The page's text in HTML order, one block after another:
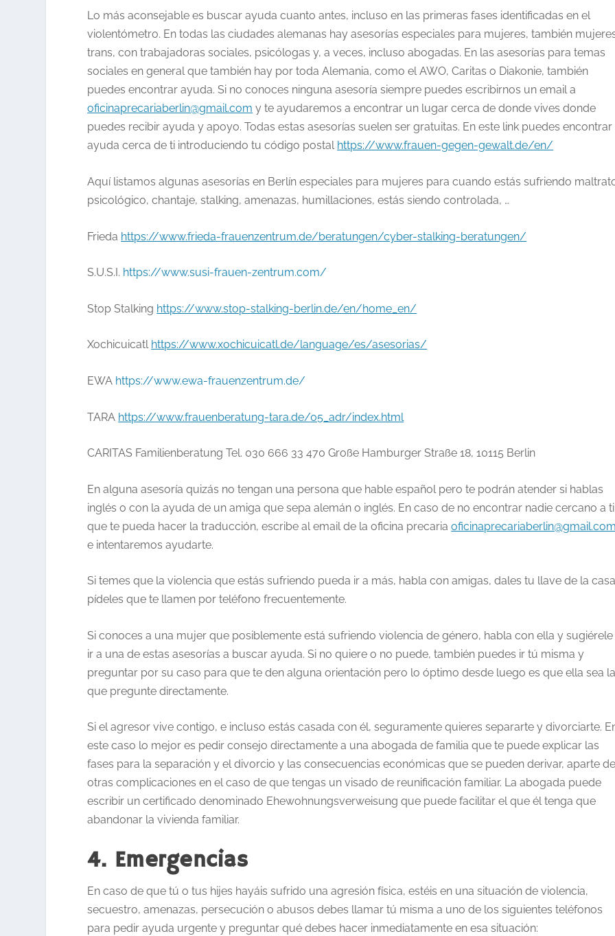
Lo más aconsejable es buscar ayuda cuanto antes, incluso en las primeras fases identificadas en el
violentómetro. En todas las ciudades alemanas hay asesorías especiales para mujeres, también
trans, con trabajadoras sociales, psicólogas y, a veces, incluso abogadas. En las asesorías para temas
sociales en general que también hay por toda Alemania, como el AWO, Caritas o Diakonie, también
puedes encontrar ayuda. Si no conoces ninguna asesoría siempre puedes escribirnos un email a
oficinaprecariaberlin@gmail.com y te ayudaremos a encontrar un lugar cerca de donde vives donde
puedes recibir ayuda y apoyo. Todas estas asesorías suelen ser gratuitas. En este link puedes encontrar
ayuda cerca de ti introduciendo tu código postal https://www.frauen-gegen-gewalt.de/en/
Aquí listamos algunas asesorías en Berlín especiales para mujeres para cuando estás sufriendo
psicológico, chantaje, stalking, amenazas, humillaciones, estás siendo controlada, …
Frieda https://www.frieda-frauenzentrum.de/beratungen/cyber-stalking-beratungen/
S.U.S.I. https://www.susi-frauen-zentrum.com/
Stop Stalking https://www.stop-stalking-berlin.de/en/home_en/
Xochicuicatl https://www.xochicuicatl.de/language/es/asesorias/
EWA https://www.ewa-frauenzentrum.de/
TARA https://www.frauenberatung-tara.de/05_adr/index.html
CARITAS Familienberatung Tel. 030 666 33 470 Große Hamburger Straße 18, 10115 Berlin
En alguna asesoría quizás no tengan una persona que hable español pero te podrán atender si hablas
inglés o con la ayuda de un amiga que sepa alemán o inglés. En caso de no encontrar nadie cercano a ti
que te pueda hacer la traducción, escribe al email de la oficina precaria
e intentaremos ayudarte.
Si temes que la violencia que estás sufriendo pueda ir a más, habla con amigas, dales tu llave de la
pídeles que te llamen por teléfono frecuentemente.
Si conoces a una mujer que posiblemente está sufriendo violencia de género, habla con ella y sugiérele
ir a una de estas asesorías a buscar ayuda. Si no quiere o no puede, también puedes ir tú misma y
preguntar por su caso para que te den alguna orientación pero lo óptimo desde luego es que ella sea
que pregunte directamente.
Si el agresor vive contigo, e incluso estás casada con él, seguramente quieres separarte y divorciarte.
este caso lo mejor es pedir consejo directamente a una abogada de familia que te puede explicar las
fases para la separación y el divorcio y las consecuencias económicas que se pueden derivar, aparte
otras complicaciones en el caso de que tengas un visado de reunificación familiar. La abogada puede
escribir un certificado denominado Ehewohnungsverweisung que puede facilitar el que él tenga que
abandonar la vivienda familiar.
4. Emergencias
En caso de que tú o tus hijes hayáis sufrido una agresión física, estéis en una situación de violencia,
secuestro, amenazas, persecución o abusos debes llamar tú misma a uno de los siguientes teléfonos
para pedir ayuda urgente y preguntar qué debes hacer inmediatamente en esa situación: